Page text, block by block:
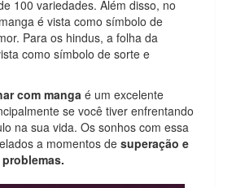
100 variedades. Além disso, no
é vista como símbolo de
Para os hindus, a folha da
como símbolo de sorte e
com manga é um excelente
se você tiver enfrentando
na sua vida. Os sonhos com essa
a momentos desuperação e